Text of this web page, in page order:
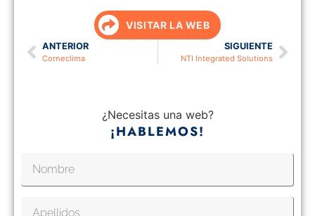
VISITAR LA WEB
ANTERIOR
Corneclima
SIGUIENTE
NTI Integrated Solutions
¿Necesitas una web?
¡HABLEMOS!